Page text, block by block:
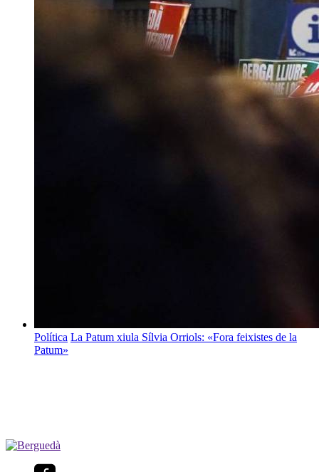
Política La Patum xiula Sílvia Orriols: «Fora feixistes de la
Patum»